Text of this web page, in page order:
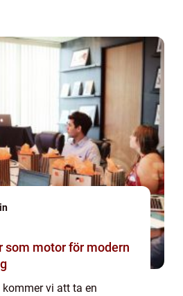
som motor för modern
vi att ta en